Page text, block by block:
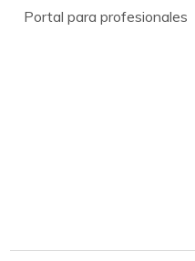
Portal para profesionales